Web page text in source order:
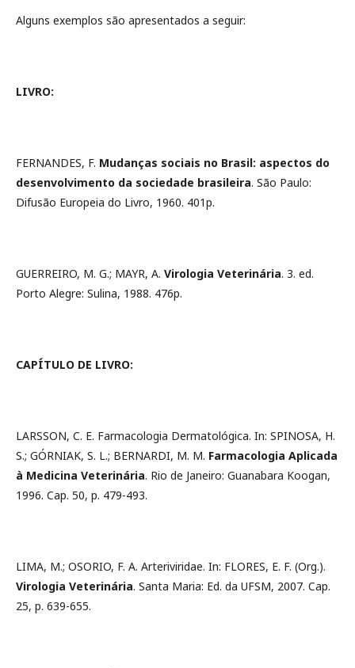
Alguns exemplos são apresentados a seguir:
LIVRO:
FERNANDES, F. Mudanças sociais no Brasil: aspectos do
desenvolvimento da sociedade brasileira. São Paulo:
Difusão Europeia do Livro, 1960. 401p.
GUERREIRO, M. G.; MAYR, A. Virologia Veterinária. 3. ed.
Porto Alegre: Sulina, 1988. 476p.
CAPÍTULO DE LIVRO:
LARSSON, C. E. Farmacologia Dermatológica. In: SPINOSA, H.
S.; GÓRNIAK, S. L.; BERNARDI, M. M. Farmacologia Aplicada
à Medicina Veterinária. Rio de Janeiro: Guanabara Koogan,
1996. Cap. 50, p. 479-493.
LIMA, M.; OSORIO, F. A. Arteriviridae. In: FLORES, E. F. (Org.).
Virologia Veterinária. Santa Maria: Ed. da UFSM, 2007. Cap.
25, p. 639-655.